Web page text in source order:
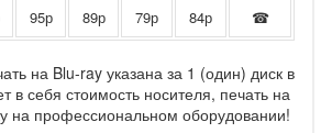
95р 89р 79р 84р ☎
на Blu-ray указана за 1 (один) диск в
в себя стоимость носителя, печать на
на профессиональном оборудовании!